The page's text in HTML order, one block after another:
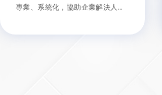
專業、系統化，協助企業解決人力